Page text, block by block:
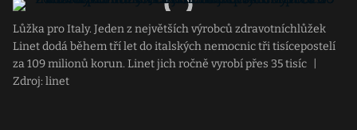
Lůžka pro Italy. Jeden z největších výrobců zdravotníchlůžek
Linet dodá během tří let do italských nemocnic tři tisícepostelí
za 109 milionů korun. Linet jich ročně vyrobí přes 35 tisíc
Zdroj: linet